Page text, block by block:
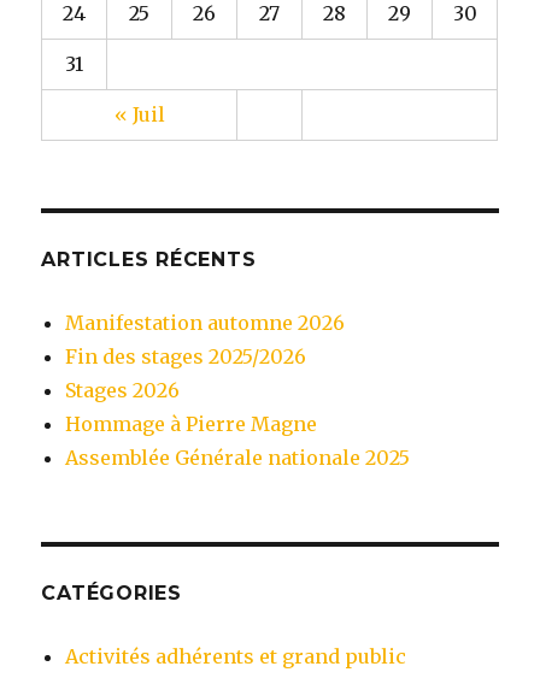
« Juil
24 25 26 27 28 29 30
31
ARTICLES RÉCENTS
Manifestation automne 2026
Fin des stages 2025/2026
Stages 2026
Hommage à Pierre Magne
Assemblée Générale nationale 2025
CATÉGORIES
Activités adhérents et grand public